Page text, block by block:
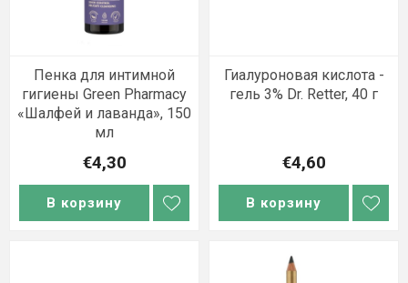
Пенка для интимной
гигиены Green Pharmacy
«Шалфей и лаванда», 150
мл
€4,30
В корзину
Гиалуроновая кислота -
гель 3% Dr. Retter, 40 г
€4,60
В корзину